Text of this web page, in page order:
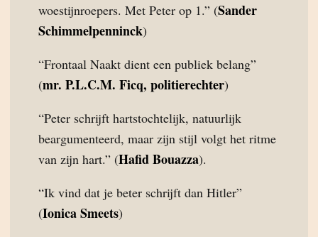
woestijnroepers. Met Peter op 1.” (Sander
Schimmelpenninck)
“Frontaal Naakt dient een publiek belang”
(mr. P.L.C.M. Ficq, politierechter)
“Peter schrijft hartstochtelijk, natuurlijk
beargumenteerd, maar zijn stijl volgt het ritme
van zijn hart.” (Hafid Bouazza).
“Ik vind dat je beter schrijft dan Hitler”
(Ionica Smeets)